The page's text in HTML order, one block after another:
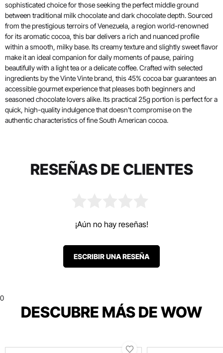
sophisticated choice for those seeking the perfect middle ground
between traditional milk chocolate and dark chocolate depth. Sourced
from the prestigious terroirs of Venezuela, a region world-renowned
for its aromatic cocoa, this bar delivers a rich and nuanced profile
within a smooth, milky base. Its creamy texture and slightly sweet flavor
make it an ideal companion for daily moments of pause, pairing
beautifully with a light tea or a delicate coffee. Crafted with selected
ingredients by the Vinte Vinte brand, this 45% cocoa bar guarantees an
accessible gourmet experience that pleases both beginners and
seasoned chocolate lovers alike. Its practical 25g portion is perfect for a
quick, high-quality indulgence that doesn't compromise on the
authentic characteristics of fine South American cocoa.
RESEÑAS DE CLIENTES
¡Aún no hay reseñas!
ESCRIBIR UNA RESEÑA
0
DESCUBRE MÁS DE WOW